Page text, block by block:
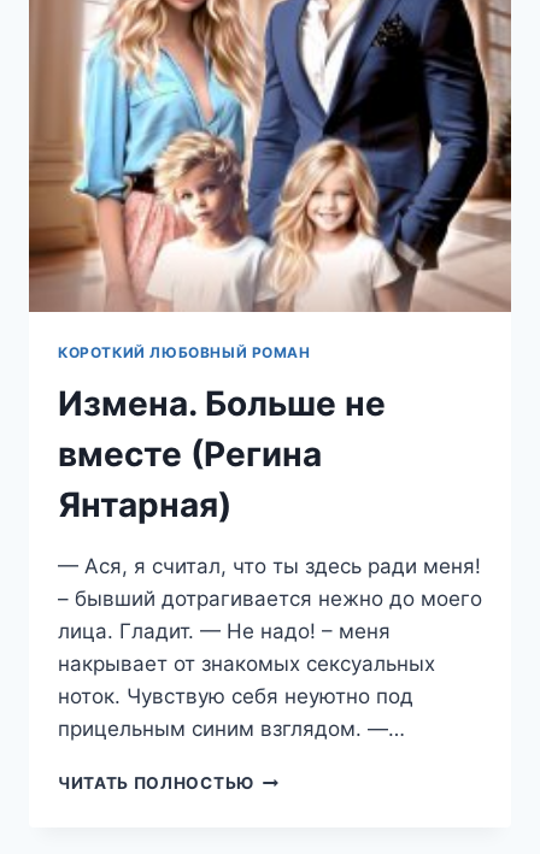
РОДСТВО
(РЕГИНА
ЯНТАРНАЯ)
КОРОТКИЙ ЛЮБОВНЫЙ РОМАН
Измена. Больше не
вместе (Регина
Янтарная)
— Ася, я считал, что ты здесь ради меня!
– бывший дотрагивается нежно до моего
лица. Гладит. — Не надо! – меня
накрывает от знакомых сексуальных
ноток. Чувствую себя неуютно под
прицельным синим взглядом. —…
ЧИТАТЬ ПОЛНОСТЬЮ ИЗМЕНА.